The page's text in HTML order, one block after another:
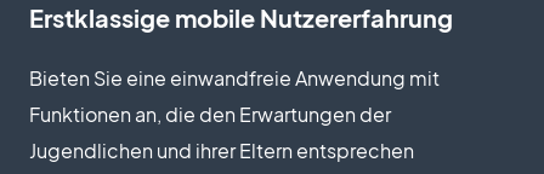
Erstklassige mobile Nutzererfahrung
Bieten Sie eine einwandfreie Anwendung mit
Funktionen an, die den Erwartungen der
Jugendlichen und ihrer Eltern entsprechen